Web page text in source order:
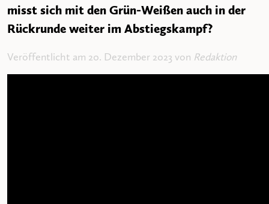
misst sich mit den Grün-Weißen auch in der
Rückrunde weiter im Abstiegskampf?
Veröffentlicht am 20. Dezember 2023 von Redaktion